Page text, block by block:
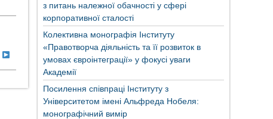
з питань належної обачності у сфері
корпоративної сталості
Колективна монографія Інституту
«Правотворча діяльність та її розвиток в
умовах євроінтеграції» у фокусі уваги
Академії
Посилення співпраці Інституту з
Університетом імені Альфреда Нобеля:
монографічний вимір